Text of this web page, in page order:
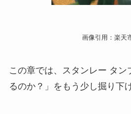
画像引用：楽天
この章では、スタンレー タン
るのか？」をもう少し掘り下